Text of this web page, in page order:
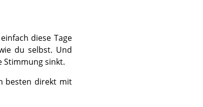
diese Tage
du selbst. Und
Stimmung sinkt.
besten direkt mit